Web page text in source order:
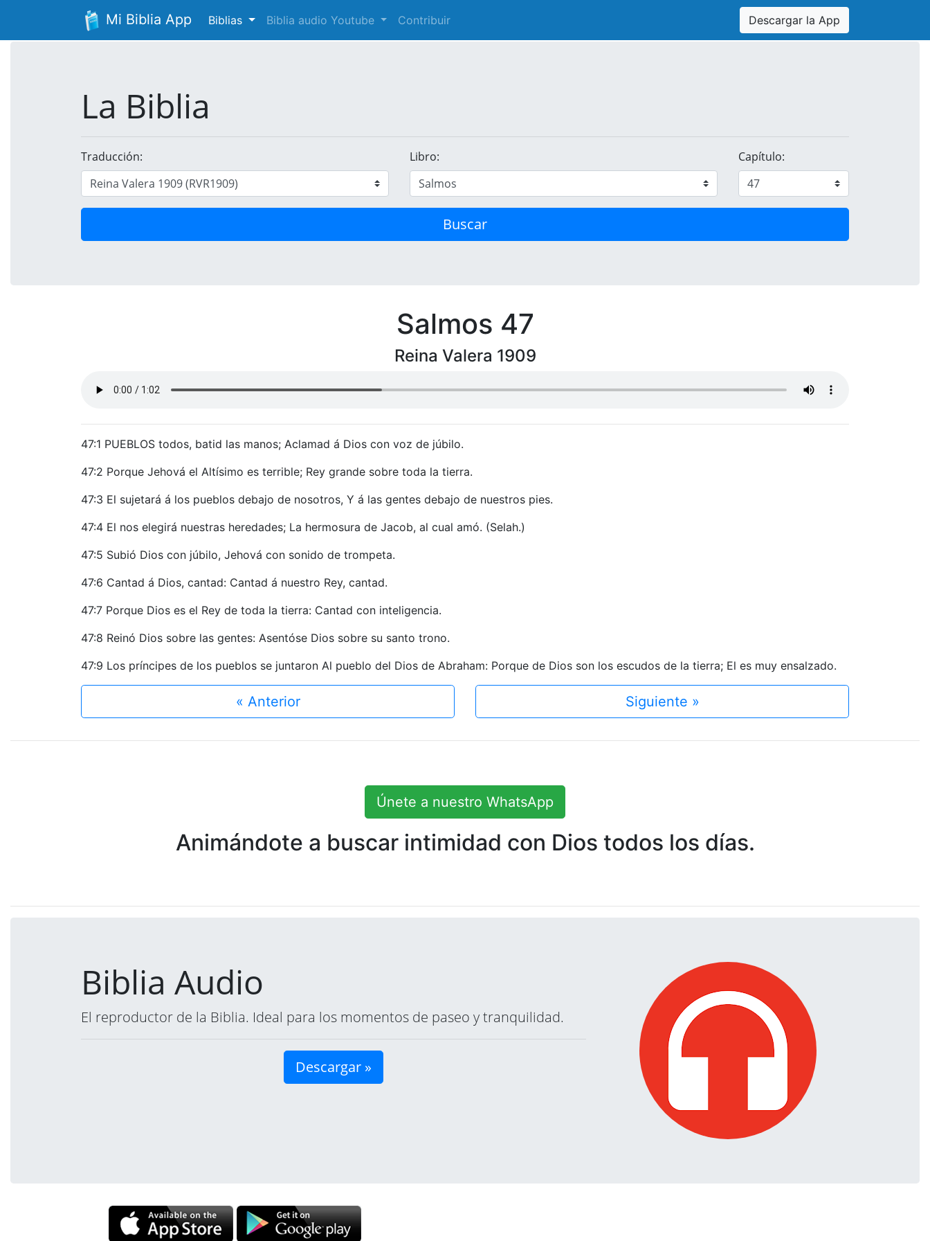
Mi Biblia App Biblias Biblia audio Youtube Contribuir Descargar la App
La Biblia
Traducción: Libro: Capítulo:
Buscar
Salmos 47
Reina Valera 1909
47:1 PUEBLOS todos, batid las manos; Aclamad á Dios con voz de júbilo.
47:2 Porque Jehová el Altísimo es terrible; Rey grande sobre toda la tierra.
47:3 El sujetará á los pueblos debajo de nosotros, Y á las gentes debajo de nuestros pies.
47:4 El nos elegirá nuestras heredades; La hermosura de Jacob, al cual amó. (Selah.)
47:5 Subió Dios con júbilo, Jehová con sonido de trompeta.
47:6 Cantad á Dios, cantad: Cantad á nuestro Rey, cantad.
47:7 Porque Dios es el Rey de toda la tierra: Cantad con inteligencia.
47:8 Reinó Dios sobre las gentes: Asentóse Dios sobre su santo trono.
47:9 Los príncipes de los pueblos se juntaron Al pueblo del Dios de Abraham: Porque de Dios son los escudos de la tierra; El es muy ensalzado.
« Anterior Siguiente »
Únete a nuestro WhatsApp
Animándote a buscar intimidad con Dios todos los días.
Biblia Audio
El reproductor de la Biblia. Ideal para los momentos de paseo y tranquilidad.
Descargar »